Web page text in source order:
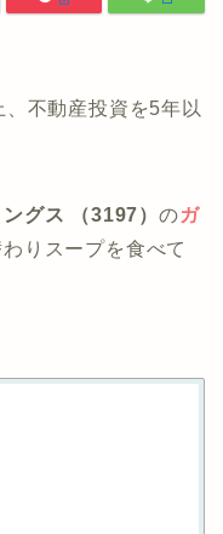
不動産投資を5年以
グス （3197）のガ
りスープを食べて